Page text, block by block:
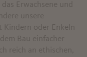
Erwachsene und
unsere
oder Enkeln
Bau einfacher
reich an ethischen,